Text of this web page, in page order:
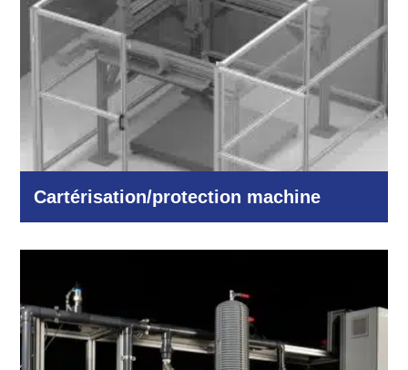
Cartérisation/protection machine
Industrie et production